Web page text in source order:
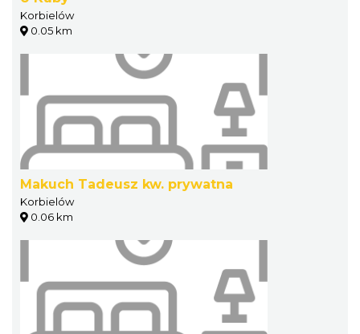
Korbielów
0.05 km
Makuch Tadeusz kw. prywatna
Korbielów
0.06 km